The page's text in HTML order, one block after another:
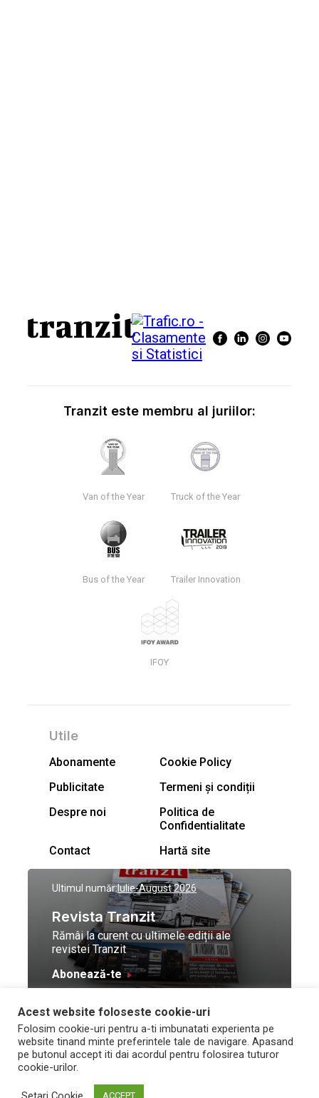
Tranzit este membru al juriilor:
Van of the Year Truck of the Year
Bus of the Year Trailer Innovation
IFOY
Utile
Abonamente
Cookie Policy
Publicitate
Termeni și condiții
Despre noi
Politica de
Confidentialitate
Contact
Hartă site
Ultimul număr:Iulie-August 2026
Revista Tranzit
Rămâi la curent cu ultimele ediții ale
revistei Tranzit
Abonează-te
© Toate drepturile
rezervate Trafic Media
2026
Design by
and development byNeo
Vision Technologies
Acest website foloseste cookie-uri
Folosim cookie-uri pentru a-ti imbunatati experienta pe
website tinand minte preferintele tale de navigare. Apasand
pe butonul accept iti dai acordul pentru folosirea tuturor
cookie-urilor.
ACCEPT